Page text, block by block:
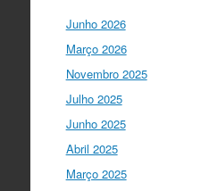
coesão…
Ciência Viva
Ciência foi o
para a
I Gulbenkian
Junho 2026
Março 2026
Novembro 2025
Julho 2025
Junho 2025
Abril 2025
Março 2025